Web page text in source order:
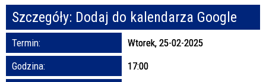
Szczegóły: Dodaj do kalendarza Google
Termin:
Wtorek, 25-02-2025
Godzina:
17:00